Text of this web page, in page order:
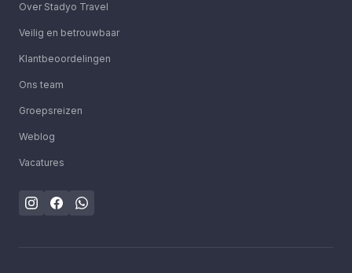
Over Stadyo Travel
Veilig en betrouwbaar
Klantbeoordelingen
Ons team
Groepsreizen
Weblog
Vacatures